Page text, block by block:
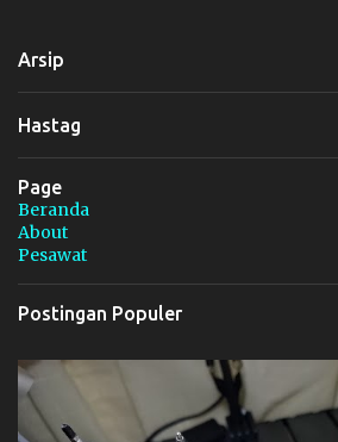
Arsip
Hastag
Page
Beranda
About
Pesawat
Postingan Populer